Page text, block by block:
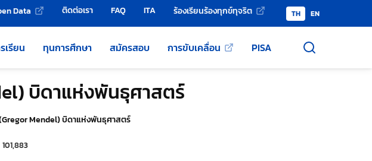
Data ติดต่อเรา FAQ ITA ร้องเรียนร้องทุกข์ทุจริต TH EN
เรียน ทุนการศึกษา สมัครสอบ การขับเคลื่อน PISA
บิดาแห่งพันธุศาสตร์
Mendel) บิดาแห่งพันธุศาสตร์
ล่าสุดเมื่อ:
วนการเข้าชม 101,883 ครั้ง
101,883